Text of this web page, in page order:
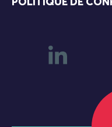
POLITIQUE DE